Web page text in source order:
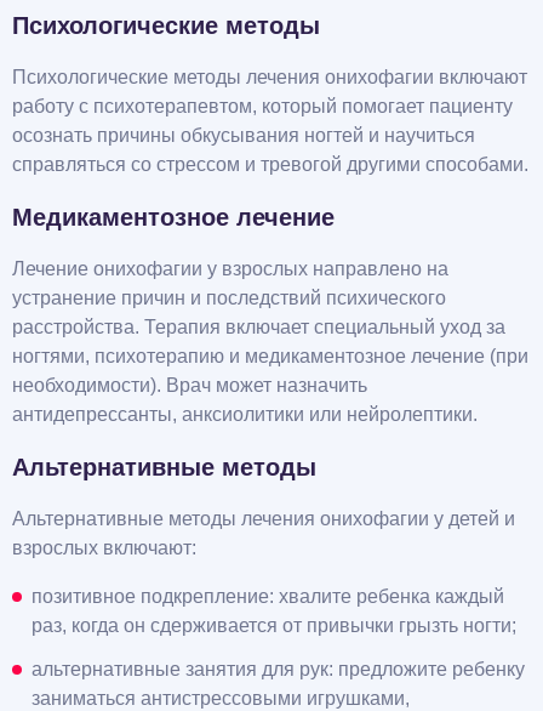
Психологические методы
Психологические методы лечения онихофагии включают
работу с психотерапевтом, который помогает пациенту
осознать причины обкусывания ногтей и научиться
справляться со стрессом и тревогой другими способами.
Медикаментозное лечение
Лечение онихофагии у взрослых направлено на
устранение причин и последствий психического
расстройства. Терапия включает специальный уход за
ногтями, психотерапию и медикаментозное лечение (при
необходимости). Врач может назначить
антидепрессанты, анксиолитики или нейролептики.
Альтернативные методы
Альтернативные методы лечения онихофагии у детей и
взрослых включают:
позитивное подкрепление: хвалите ребенка каждый
раз, когда он сдерживается от привычки грызть ногти;
альтернативные занятия для рук: предложите ребенку
заниматься антистрессовыми игрушками,